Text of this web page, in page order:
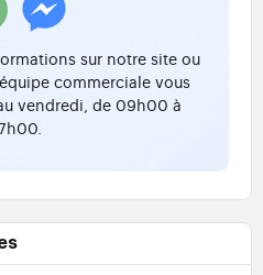
sur notre site ou
commerciale vous
vendredi, de 09h00 à